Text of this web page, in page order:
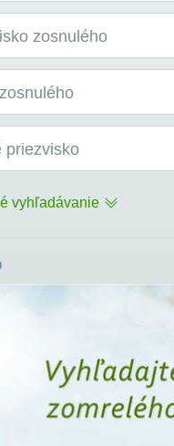
zosnulého
priezvisko
vyhľadávanie